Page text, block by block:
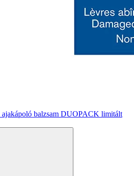
balzsam DUOPACK limitált